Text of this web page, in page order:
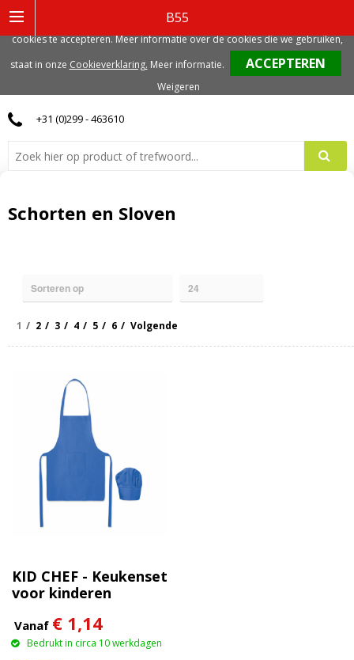
B55
0
+31 (0)299 - 463610
Schorten en Sloven
1 2 3 4 5 6 Volgende
KID CHEF - Keukenset
voor kinderen
Vanaf € 1,14
Bedrukt in circa 10 werkdagen
gerelateerde cookies. Voor de beste gebruikerservaring, adviseren we deze
cookies te accepteren. Meer informatie over de cookies die we gebruiken,
staat in onze Cookieverklaring. Meer informatie.
Weigeren